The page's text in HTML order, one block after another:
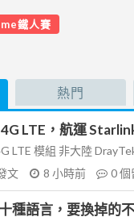
鐵人賽
熱門
LTE，航運
LTE 模組 非大陸
文 8 小時前 0個
種語言，要換掉的